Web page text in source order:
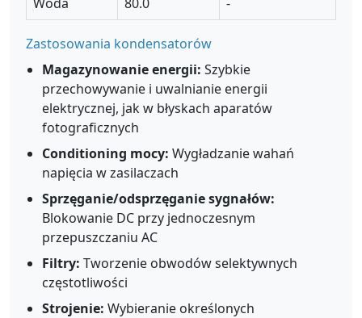
Zastosowania kondensatorów
Magazynowanie energii: Szybkie
przechowywanie i uwalnianie energii
elektrycznej, jak w błyskach aparatów
fotograficznych
Conditioning mocy: Wygładzanie wahań
napięcia w zasilaczach
Sprzęganie/odsprzęganie sygnałów:
Blokowanie DC przy jednoczesnym
przepuszczaniu AC
Filtry: Tworzenie obwodów selektywnych
częstotliwości
Strojenie: Wybieranie określonych